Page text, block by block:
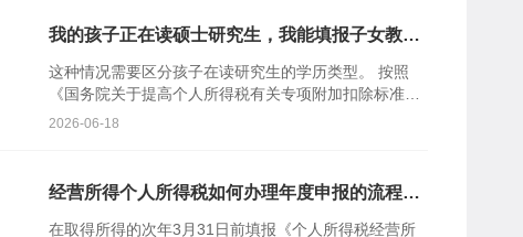
我的孩子正在读硕士研究生，我能填报子女教育
这种情况需要区分孩子在读研究生的学历类型。 按照
《国务院关于提高个人所得税有关专项附加扣除标准的
2026-06-18
经营所得个人所得税如何办理年度申报的流程如
在取得所得的次年3月31日前填报《个人所得税经营所